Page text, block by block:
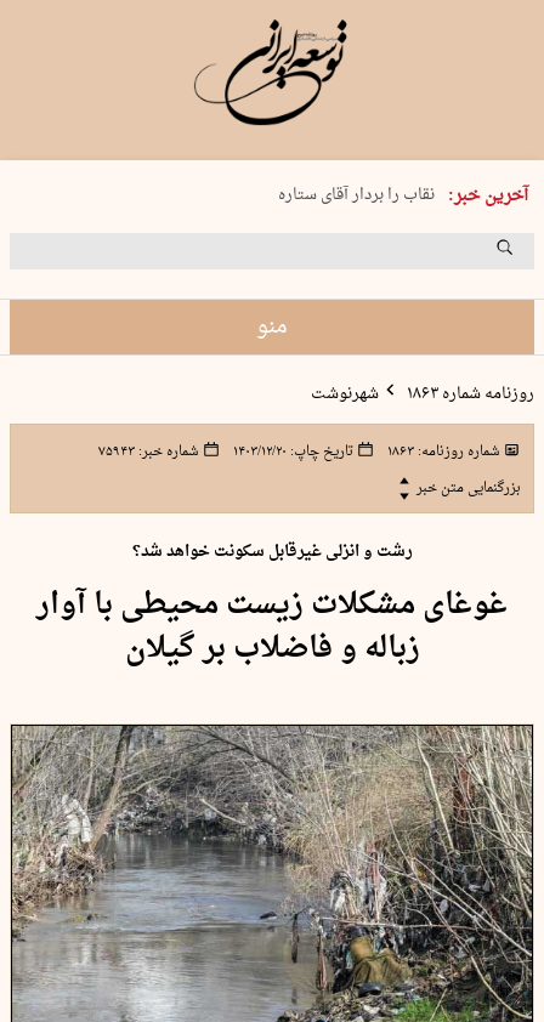
آخرین خبر:
پنجشنبه 15 مرداد 1405 شماره 2243
نقاب را بردار آقای ستاره
کدام فوتبال؟
منو
روزنامه شماره ۱۸۶۳ شهرنوشت
شماره روزنامه:۱۸۶۳ تاریخ چاپ: ۱۴۰۳/۱۲/۲۰ شماره خبر:۷۵۹۴۳
بزرگنمایی متن خبر
رشت و انزلی غیرقابل سکونت خواهد شد؟
غوغای مشکلات زیست محیطی با آوار
زباله و فاضلاب بر گیلان